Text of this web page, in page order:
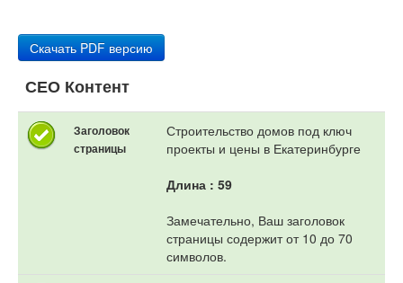
Скачать PDF версию
СЕО Контент
Заголовок
страницы
Строительство домов под ключ
проекты и цены в Екатеринбурге
Длина : 59
Замечательно, Ваш заголовок
страницы содержит от 10 до 70
символов.